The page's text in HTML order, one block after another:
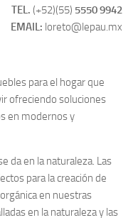
TEL. (+52)(55) 5550 9942
EMAIL: loreto@lepau.mx
para el hogar que
ofreciendo soluciones
en modernos y
da en la naturaleza. Las
para la creación de
en nuestras
en la naturaleza y las